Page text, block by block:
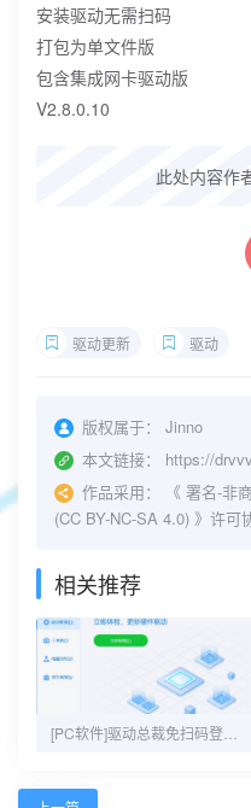
安装驱动无需扫码
打包为单文件版
包含集成网卡驱动版
V2.8.0.10
此处内容作
驱动更新 驱动
版权属于：
Jinno
本文链接：
https://
作品采用：
《 署名-非
(CC BY-NC-SA 4.0) 》许可
相关推荐